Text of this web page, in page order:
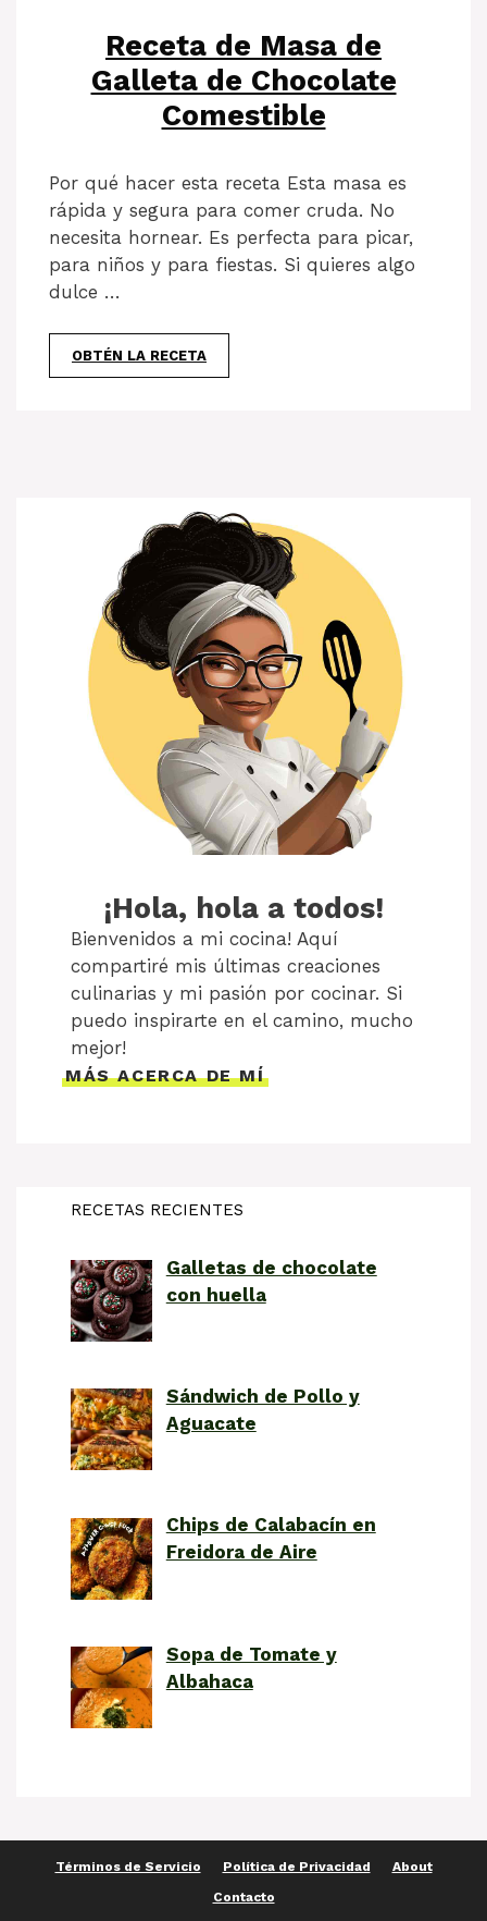
Receta de Masa de
Galleta de Chocolate
Comestible
Por qué hacer esta receta Esta masa es
rápida y segura para comer cruda. No
necesita hornear. Es perfecta para picar,
para niños y para fiestas. Si quieres algo
dulce …
OBTÉN LA RECETA
¡Hola, hola a todos!
Bienvenidos a mi cocina! Aquí
compartiré mis últimas creaciones
culinarias y mi pasión por cocinar. Si
puedo inspirarte en el camino, mucho
mejor!
MÁS ACERCA DE MÍ
RECETAS RECIENTES
Galletas de chocolate
con huella
Sándwich de Pollo y
Aguacate
Chips de Calabacín en
Freidora de Aire
Sopa de Tomate y
Albahaca
Términos de Servicio Política de Privacidad
About
Contacto